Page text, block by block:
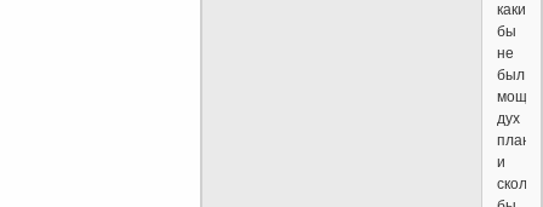
каким
бы
не
был
дух
и